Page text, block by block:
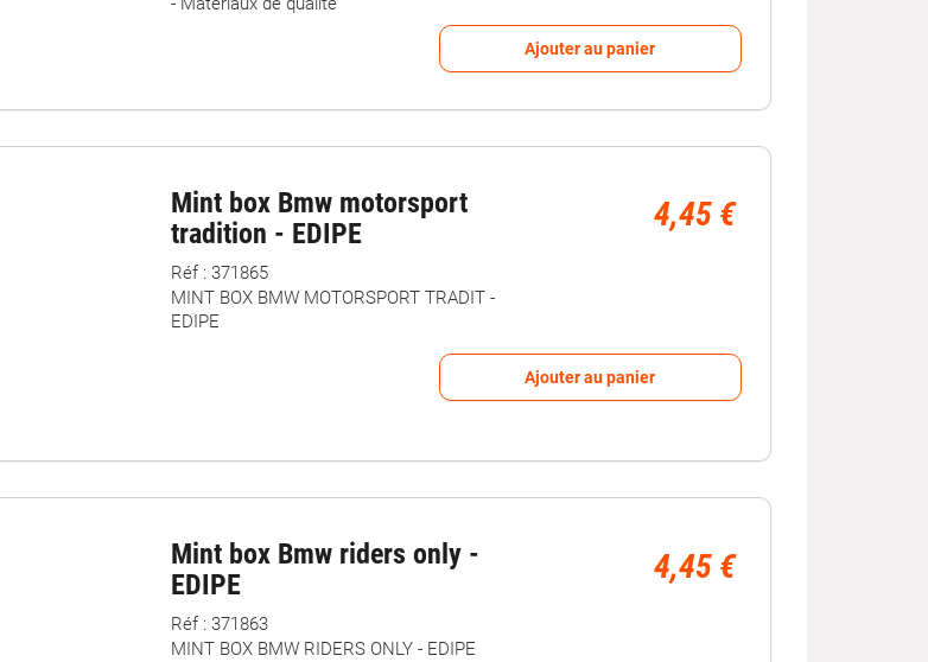
Ajouter au panier
Mint box Bmw motorsport
tradition - EDIPE
4,45 €
Réf : 371865
MINT BOX BMW MOTORSPORT TRADIT -
EDIPE
Ajouter au panier
Mint box Bmw riders only -
EDIPE
4,45 €
Réf : 371863
MINT BOX BMW RIDERS ONLY - EDIPE